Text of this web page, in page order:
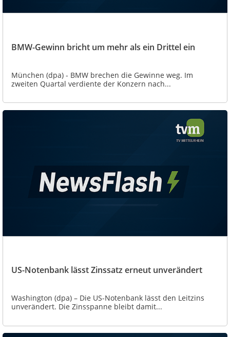
BMW-Gewinn bricht um mehr als ein Drittel ein
München (dpa) - BMW brechen die Gewinne weg. Im
zweiten Quartal verdiente der Konzern nach...
US-Notenbank lässt Zinssatz erneut unverändert
Washington (dpa) – Die US-Notenbank lässt den Leitzins
unverändert. Die Zinsspanne bleibt damit...